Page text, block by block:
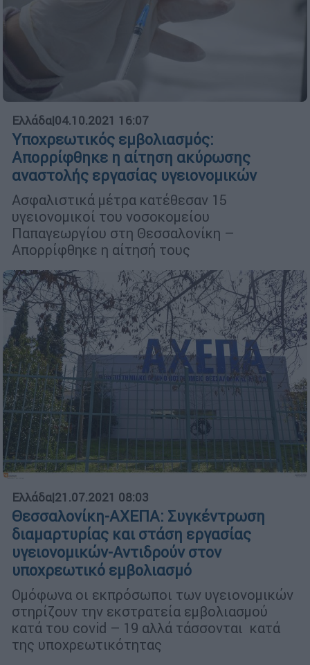
Ελλάδα|04.10.2021 16:07
Υποχρεωτικός εμβολιασμός:
Απορρίφθηκε η αίτηση ακύρωσης
αναστολής εργασίας υγειονομικών
Ασφαλιστικά μέτρα κατέθεσαν 15
υγειονομικοί του νοσοκομείου
Παπαγεωργίου στη Θεσσαλονίκη –
Απορρίφθηκε η αίτησή τους
Ελλάδα|21.07.2021 08:03
Θεσσαλονίκη-ΑΧΕΠΑ: Συγκέντρωση
διαμαρτυρίας και στάση εργασίας
υγειονομικών-Αντιδρούν στον
υποχρεωτικό εμβολιασμό
Ομόφωνα οι εκπρόσωποι των υγειονομικών
στηρίζουν την εκστρατεία εμβολιασμού
κατά του covid – 19 αλλά τάσσονται κατά
της υποχρεωτικότητας